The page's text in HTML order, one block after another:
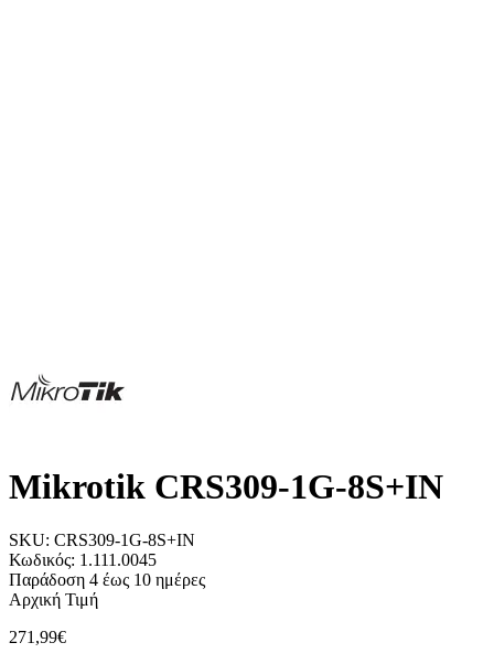
Mikrotik CRS309-1G-8S+IN
SKU: CRS309-1G-8S+IN
Κωδικός: 1.111.0045
Παράδοση 4 έως 10 ημέρες
Αρχική Τιμή
271,99€